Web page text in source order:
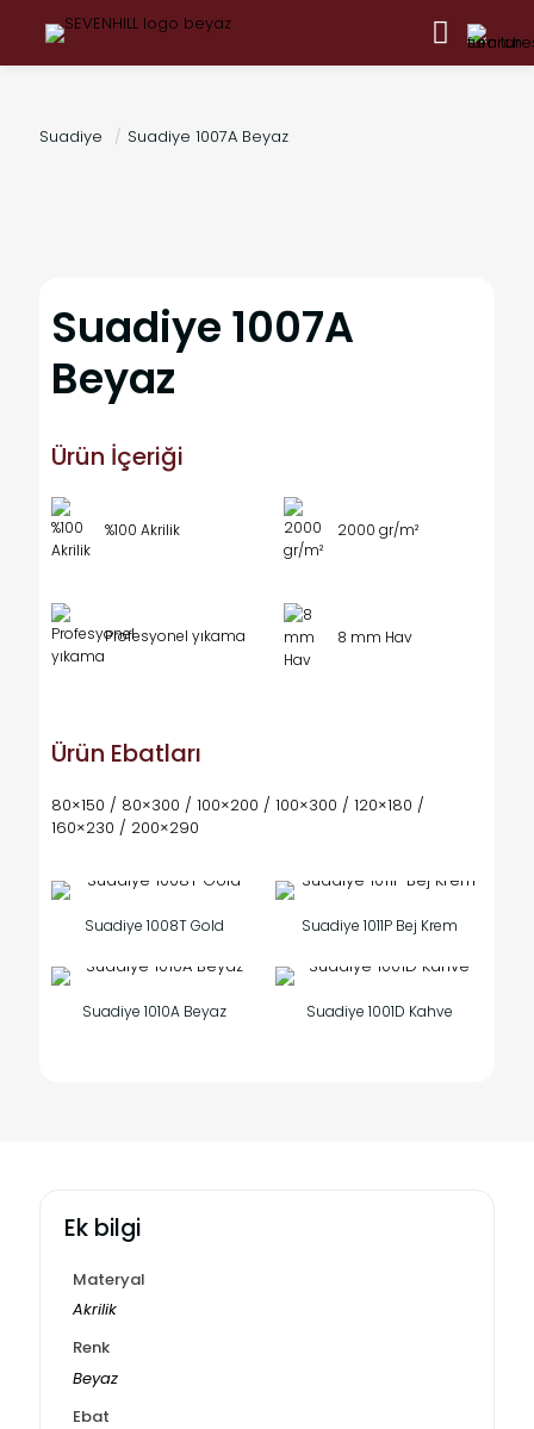
Suadiye / Suadiye 1007A Beyaz
Suadiye 1007A
Beyaz
Ürün İçeriği
%100 Akrilik 2000 gr/m²
Profesyonel yıkama 8 mm Hav
Ürün Ebatları
80×150 / 80×300 / 100×200 / 100×300 / 120×180 /
160×230 / 200×290
Suadiye 1008T Gold Suadiye 1011P Bej Krem
Suadiye 1010A Beyaz Suadiye 1001D Kahve
Ek bilgi
Materyal
Akrilik
Renk
Beyaz
Ebat